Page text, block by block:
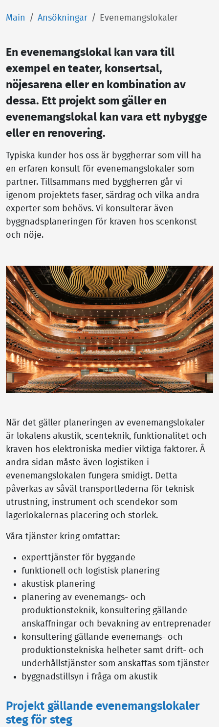
Main Ansökningar Evenemangslokaler
En evenemangslokal kan vara till
exempel en teater, konsertsal,
nöjesarena eller en kombination av
dessa. Ett projekt som gäller en
evenemangslokal kan vara ett nybygge
eller en renovering.
Typiska kunder hos oss är byggherrar som vill ha
en erfaren konsult för evenemangslokaler som
partner. Tillsammans med byggherren går vi
igenom projektets faser, särdrag och vilka andra
experter som behövs. Vi konsulterar även
byggnadsplaneringen för kraven hos scenkonst
och nöje.
När det gäller planeringen av evenemangslokaler
är lokalens akustik, scenteknik, funktionalitet och
kraven hos elektroniska medier viktiga faktorer. Å
andra sidan måste även logistiken i
evenemangslokalen fungera smidigt. Detta
påverkas av såväl transportlederna för teknisk
utrustning, instrument och scendekor som
lagerlokalernas placering och storlek.
Våra tjänster kring omfattar:
experttjänster för byggande
funktionell och logistisk planering
akustisk planering
planering av evenemangs- och
produktionsteknik, konsultering gällande
anskaffningar och bevakning av entreprenader
konsultering gällande evenemangs- och
produktionstekniska helheter samt drift- och
underhållstjänster som anskaffas som tjänster
byggnadstillsyn i fråga om akustik
Projekt gällande evenemangslokaler
steg för steg